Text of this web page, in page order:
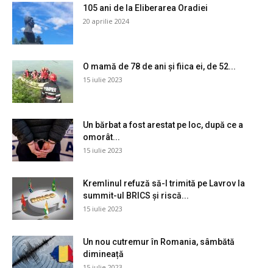
105 ani de la Eliberarea Oradiei
20 aprilie 2024
O mamă de 78 de ani și fiica ei, de 52...
15 iulie 2023
Un bărbat a fost arestat pe loc, după ce a
omorât...
15 iulie 2023
Kremlinul refuză să-l trimită pe Lavrov la
summit-ul BRICS și riscă...
15 iulie 2023
Un nou cutremur în Romania, sâmbătă
dimineață